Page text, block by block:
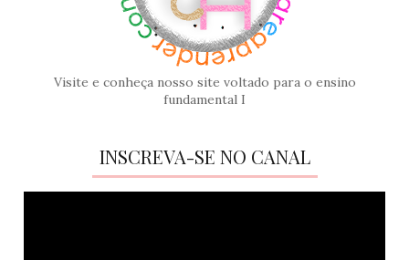
Visite e conheça nosso site voltado para o ensino
fundamental I
INSCREVA-SE NO CANAL